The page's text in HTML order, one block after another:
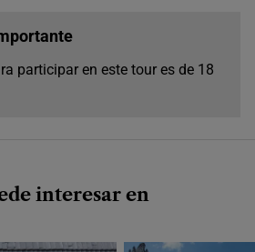
participar en este tour es de 18
interesar en